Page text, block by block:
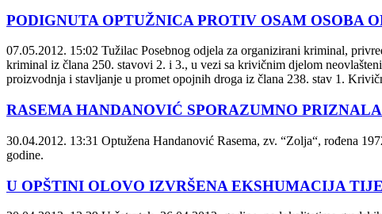
PODIGNUTA OPTUŽNICA PROTIV OSAM OSOBA
07.05.2012. 15:02 Tužilac Posebnog odjela za organizirani kriminal,
kriminal iz člana 250. stavovi 2. i 3., u vezi sa krivičnim djelom
proizvodnja i stavljanje u promet opojnih droga iz člana 238. stav 1.
RASEMA HANDANOVIĆ SPORAZUMNO
30.04.2012. 13:31 Optužena Handanović Rasema, zv. “Zolja“, rođena
godine.
U OPŠTINI OLOVO IZVRŠENA EKSHUMACIJA